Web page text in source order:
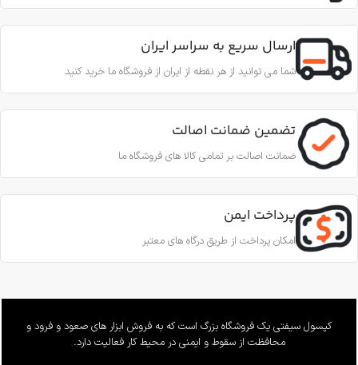
ارسال سریع به سراسر ایران
شما می توانید از هر نقطه از ایران از فروشگاه ما خرید کنید
تضمین ضمانت اصالت
ضمانت اصالت بر تمامی کالا های فروشگاه ما
پرداخت ایمن
امکان پرداخت از طریق درگاه های معتبر
کپسول سیفتی یک فروشگاه بزرگ است که به فروش ابزار های صعود و فرود و
محافظت از سقوط و ایمنی در محیط کار فعالیت دارد.